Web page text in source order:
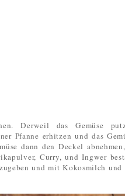
Derweil das Gemüse
Pfanne erhitzen und das
dann den Deckel
Curry, und Ingwer
und mit Kokosmilch und